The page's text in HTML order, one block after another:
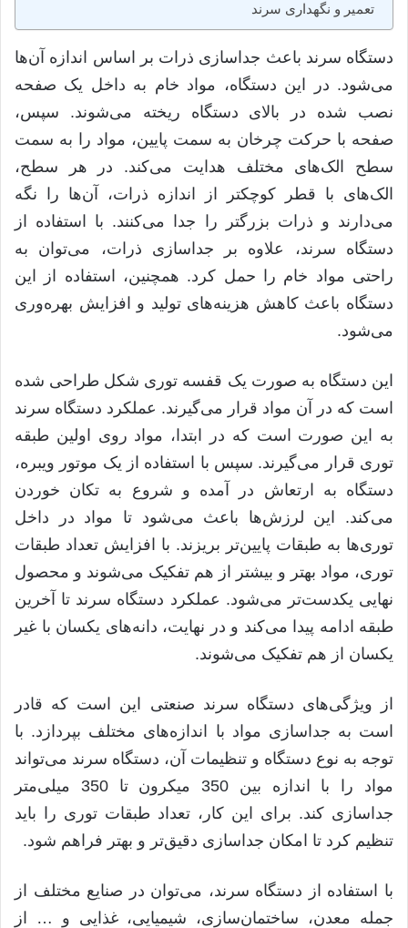
تعمیر و نگهداری سرند
دستگاه سرند باعث جداسازی ذرات بر اساس اندازه آن‌ها
می‌شود. در این دستگاه، مواد خام به داخل یک صفحه
نصب شده در بالای دستگاه ریخته می‌شوند. سپس،
صفحه با حرکت چرخان به سمت پایین، مواد را به سمت
سطح الک‌های مختلف هدایت می‌کند. در هر سطح،
الک‌های با قطر کوچکتر از اندازه ذرات، آن‌ها را نگه
می‌دارند و ذرات بزرگتر را جدا می‌کنند. با استفاده از
دستگاه سرند، علاوه بر جداسازی ذرات، می‌توان به
راحتی مواد خام را حمل کرد. همچنین، استفاده از این
دستگاه باعث کاهش هزینه‌های تولید و افزایش بهره‌وری
می‌شود.
این دستگاه به صورت یک قفسه توری شکل طراحی شده
است که در آن مواد قرار می‌گیرند. عملکرد دستگاه سرند
به این صورت است که در ابتدا، مواد روی اولین طبقه
توری قرار می‌گیرند. سپس با استفاده از یک موتور ویبره،
دستگاه به ارتعاش در آمده و شروع به تکان خوردن
می‌کند.
این لرزش‌ها باعث می‌شود تا مواد در داخل
توری‌ها به طبقات پایین‌تر بریزند. با افزایش تعداد طبقات
توری، مواد بهتر و بیشتر از هم تفکیک می‌شوند و محصول
نهایی یکدست‌تر می‌شود. عملکرد دستگاه سرند تا آخرین
طبقه ادامه پیدا می‌کند و در نهایت، دانه‌های یکسان با غیر
یکسان از هم تفکیک می‌شوند.
از ویژگی‌های دستگاه سرند صنعتی این است که قادر
است به جداسازی مواد با اندازه‌های مختلف بپردازد. با
توجه به نوع دستگاه و تنظیمات آن، دستگاه سرند می‌تواند
مواد را با اندازه بین 350 میکرون تا350
میلی‌متر
جداسازی کند. برای این کار، تعداد طبقات توری را باید
تنظیم کرد تا امکان جداسازی دقیق‌تر و بهتر فراهم شود.
با استفاده از دستگاه سرند، می‌توان در صنایع مختلف از
جمله معدن، ساختمان‌سازی، شیمیایی، غذایی و … از